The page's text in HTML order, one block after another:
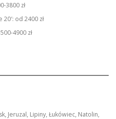
3800 zł
od 2400 zł
4900 zł
Jeruzal, Lipiny, Łukówiec, Natolin,